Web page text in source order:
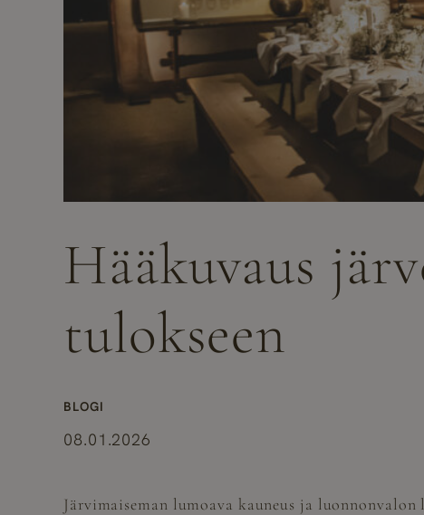
Hääkuvaus
tulokseen
BLOGI
08.01.2026
Järvimaiseman lumoava kauneus ja